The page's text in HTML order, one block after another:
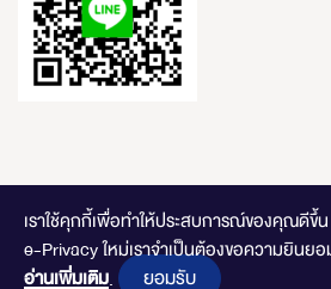
เราใช้คุกกี้เพื่อทำให้ประสบการณ์ของคุณดีขึ้น
e-Privacy ใหม่เราจำเป็นต้องขอความยิน
อ่านเพิ่มเติม. ยอมรับ
ไทยมีดี.com © 2020 Online Store. All Rights